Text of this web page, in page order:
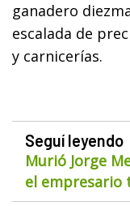
ganadero
escalada de
y carnicerías.
Seguí leyendo
Murió Jorge
el empresario